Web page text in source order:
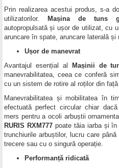
Prin realizarea acestui produs, s-a
utilizatorilor.
Mașina de tuns
autopropulsată și ușor de utilizat, cu
aruncare în spate, aruncare laterală și
Ușor de manevrat
Avantajul esențial al
Mașinii de
manevrabilitatea, ceea ce conferă
cu un sistem de rotire al roților din
Manevrabilitatea și mobilitatea în
efectuată perfect circular chiar
mers pentru a ocoli arbuștii
RURIS RXM777poate tăia iarba și în
trunchiurile arbuștilor, lucru care
trecere sau cu o singură operație.
Performanță ridicată